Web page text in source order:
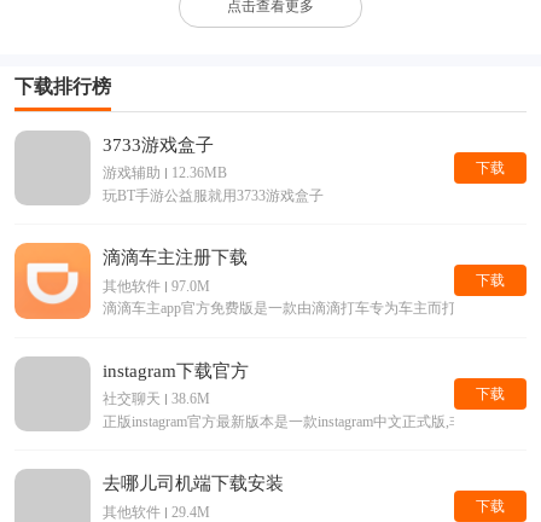
点击查看更多
下载排行榜
3733游戏盒子
游戏辅助
12.36MB
玩BT手游公益服就用3733游戏盒子
下载
滴滴车主注册下载
其他软件
97.0M
滴滴车主app官方免费版是一款由滴滴打车专为车主而打造的手机
下载
instagram下载官方
社交聊天
38.6M
正版instagram官方最新版本是一款instagram中文正式版,非常受欢
下载
去哪儿司机端下载安装
其他软件
29.4M
下载